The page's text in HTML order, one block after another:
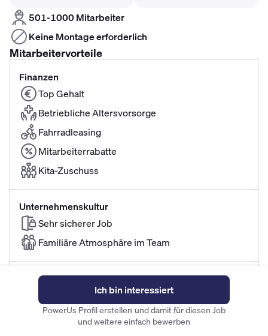
501-1000 Mitarbeiter
Keine Montage erforderlich
Mitarbeitervorteile
Finanzen
Top Gehalt
Betriebliche Altersvorsorge
Fahrradleasing
Mitarbeiterrabatte
Kita-Zuschuss
Unternehmenskultur
Sehr sicherer Job
Familiäre Atmosphäre im Team
Flexibilität
Familienfreundliche Arbeitszeiten
Alle Mitarbeitervorteile ansehen
Ich bin interessiert
PowerUs Profil erstellen und damit für diesen Job
und weitere einfach bewerben